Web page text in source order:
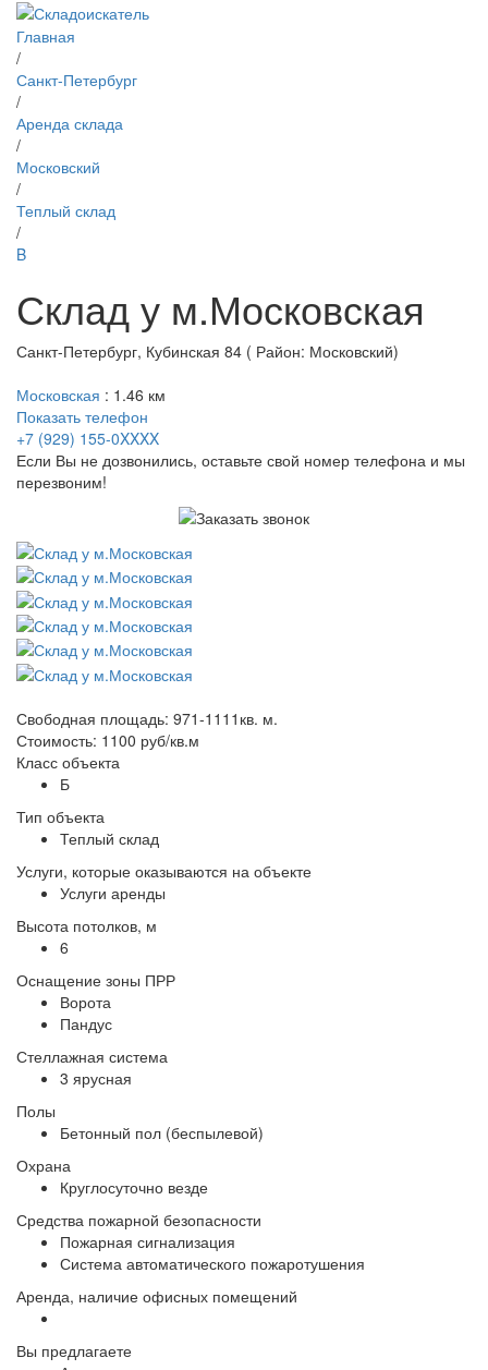
Главная
/
Санкт-Петербург
/
Аренда склада
/
Московский
/
Теплый склад
/
B
Склад у м.Московская
Санкт-Петербург, Кубинская 84 ( Район: Московский)
Московская : 1.46 км
Показать телефон
+7 (929) 155-0XXXX
Если Вы не дозвонились, оставьте свой номер телефона и мы
перезвоним!
Свободная площадь: 971-1111кв. м.
Стоимость: 1100 руб/кв.м
Класс объекта
Б
Тип объекта
Теплый склад
Услуги, которые оказываются на объекте
Услуги аренды
Высота потолков, м
6
Оснащение зоны ПРР
Ворота
Пандус
Стеллажная система
3 ярусная
Полы
Бетонный пол (беспылевой)
Охрана
Круглосуточно везде
Средства пожарной безопасности
Пожарная сигнализация
Система автоматического пожаротушения
Аренда, наличие офисных помещений
Вы предлагаете